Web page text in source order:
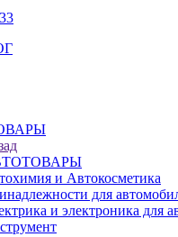
и Автокосметика
для
и электроника для